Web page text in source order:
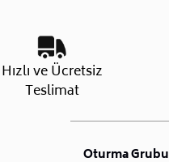
Hızlı ve Ücretsiz
Teslimat
Oturma Grubu